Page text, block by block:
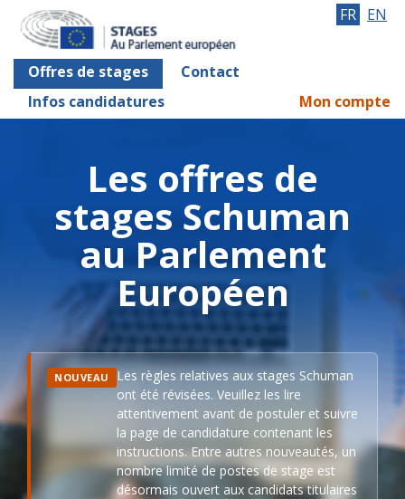
Offres de stages
Contact
Infos candidatures
FR EN
Mon compte
Les offres de
stages Schuman
au Parlement
Européen
NOUVEAU
Les règles relatives aux stages Schuman
ont été révisées. Veuillez les lire
attentivement avant de postuler et suivre
la page de candidature contenant les
instructions. Entre autres nouveautés, un
nombre limité de postes de stage est
désormais ouvert aux candidats titulaires